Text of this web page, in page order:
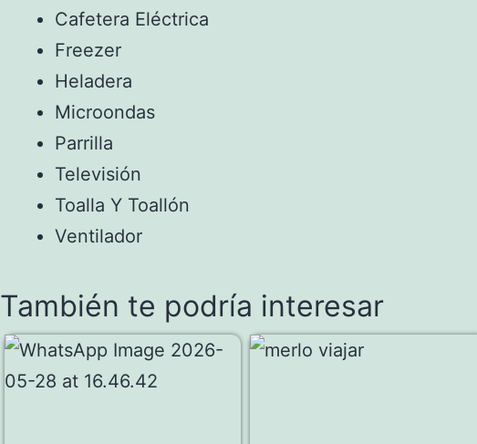
Cafetera Eléctrica
Freezer
Heladera
Microondas
Parrilla
Televisión
Toalla Y Toallón
Ventilador
También te podría interesar